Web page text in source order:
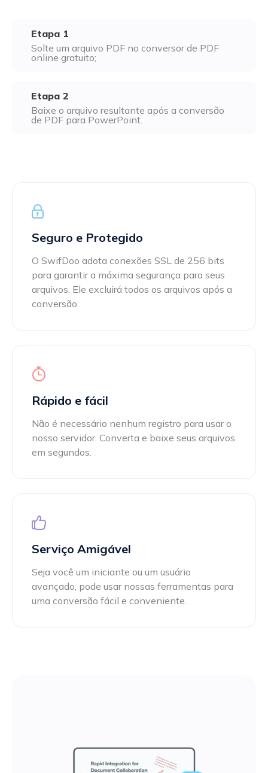
DWG para PDF
JPG para PDF
PNG para PDF
HEIC para PDF
Assine eletronicamente um PDF com texto manuscrito e
imagens de assinatura
seus PDFs de forma eficiente
Proteger
Etapa 1
Solte um arquivo PDF no conversor de PDF
online gratuito;
Etapa 2
Baixe o arquivo resultante após a conversão
de PDF para PowerPoint.
Seguro e Protegido
O SwifDoo adota conexões SSL de 256 bits
para garantir a máxima segurança para seus
arquivos. Ele excluirá todos os arquivos após a
conversão.
Rápido e fácil
Não é necessário nenhum registro para usar o
nosso servidor. Converta e baixe seus arquivos
em segundos.
Serviço Amigável
Seja você um iniciante ou um usuário
avançado, pode usar nossas ferramentas para
uma conversão fácil e conveniente.